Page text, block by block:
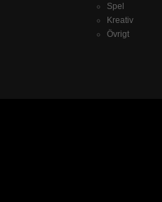
Spel
Kreativ
Övrigt